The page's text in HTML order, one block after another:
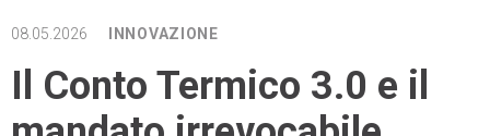
08.05.2026 INNOVAZIONE
Il Conto Termico 3.0 e il